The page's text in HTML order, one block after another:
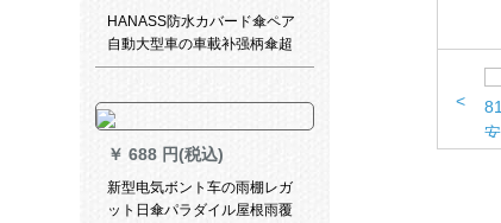
HANASS防水カバード傘ペア
自動大型車の車載补强柄傘超
大型ペア家族ビアス用傘ワン
￥ 688 円(税込)
新型电気ボント车の雨棚レガ
ット日傘パラダイル屋根雨覆
<